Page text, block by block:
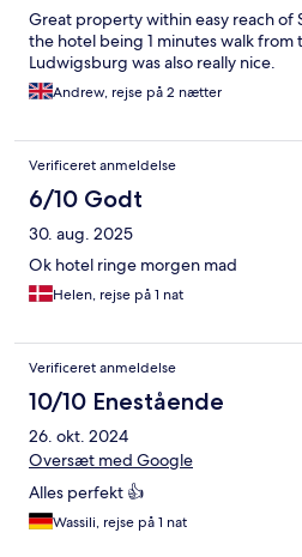
Great property within easy reach
the hotel being 1 minutes walk from
Ludwigsburg was also really nice.
Andrew, rejse på 2 nætter
Verificeret anmeldelse
6/10 Godt
30. aug. 2025
Ok hotel ringe morgen mad
Helen, rejse på 1 nat
Verificeret anmeldelse
10/10 Enestående
26. okt. 2024
Oversæt med Google
Alles perfekt 👍
Wassili, rejse på 1 nat